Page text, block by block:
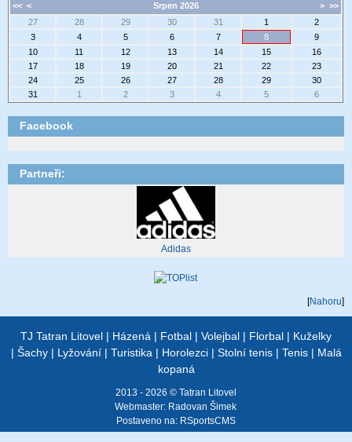
<< < > >>
Srpen 2026
27
28 29 30 31 1
2
3
4 5 6 7 8
9
10
11 12 13 14 15
16
17
18 19 20 21 22
23
24
25 26 27 28 29
30
31
1 2 3 4 5 6
Facebook
Partneři:
Adidas
[Nahoru]
TJ Tatran Litovel | Házená | Fotbal | Volejbal | Florbal | Kuželky
| Šachy| Lyžování| Turistika | Horolezci| Stolní tenis| Tenis| Malá
kopaná
2013 - 2026 © Tatran Litovel
Webmaster: Radovan Šimek
Postaveno na: RSportsCMS